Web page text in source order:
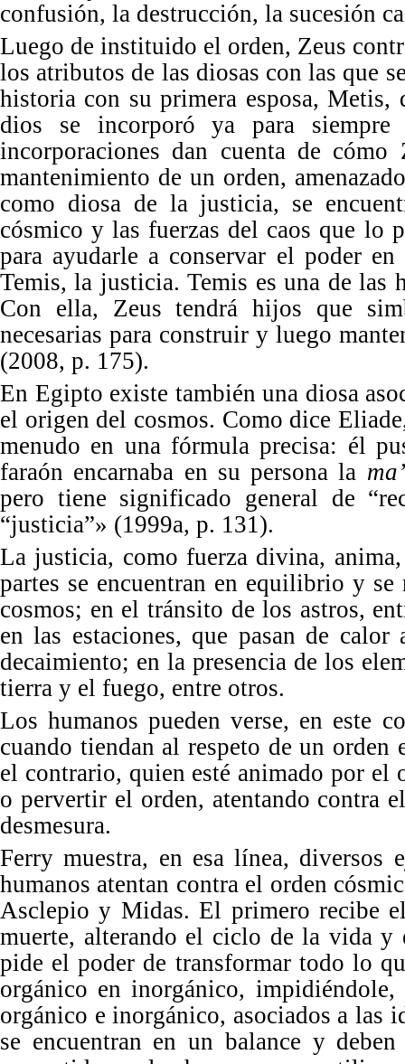
confusión, la destrucción, la sucesión ca
Luego de instituido el orden, Zeus
los atributos de las diosas con las que
historia con su primera esposa, Metis,
dios se incorporó ya para siempre
incorporaciones dan cuenta de
mantenimiento de un orden,
como diosa de la justicia, se
cósmico y las fuerzas del caos que lo
para ayudarle a conservar el poder
Temis, la justicia. Temis es una de las
Con ella, Zeus tendrá hijos que
necesarias para construir y luego
(2008, p. 175).
En Egipto existe también una diosa
el origen del cosmos. Como dice
menudo en una fórmula precisa: él
faraón encarnaba en su persona la
pero tiene significado general de
“justicia”» (1999a, p. 131).
La justicia, como fuerza divina,
partes se encuentran en equilibrio y
cosmos; en el tránsito de los astros,
en las estaciones, que pasan de
decaimiento; en la presencia de los
tierra y el fuego, entre otros.
Los humanos pueden verse, en este
cuando tiendan al respeto de un orden
el contrario, quien esté animado por el
o pervertir el orden, atentando contra
desmesura.
Ferry muestra, en esa línea,
humanos atentan contra el orden
Asclepio y Midas. El primero recibe
muerte, alterando el ciclo de la vida y
pide el poder de transformar todo lo
orgánico en inorgánico, impidiéndole,
orgánico e inorgánico, asociados a las
se encuentran en un balance y deben